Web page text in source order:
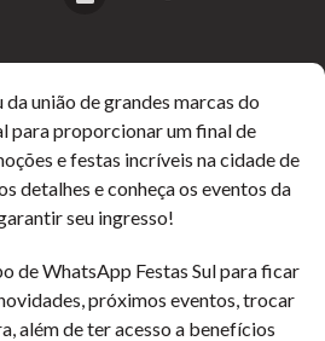
união de grandes marcas do
para proporcionar um final de
e festas incríveis na cidade de
detalhes e conheça os eventos da
seu ingresso!
de WhatsApp Festas Sul para ficar
próximos eventos, trocar
além de ter acesso a benefícios